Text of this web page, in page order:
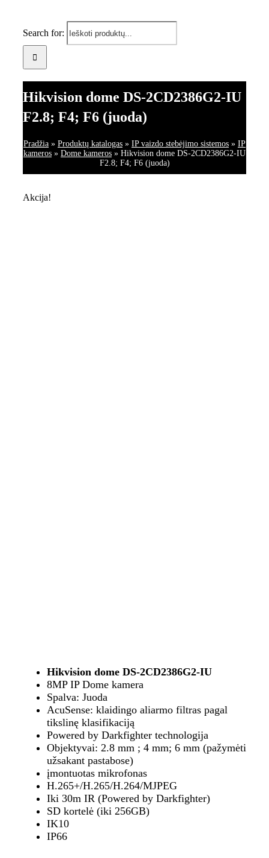
Search for:
Hikvision dome DS-2CD2386G2-IU
F2.8; F4; F6 (juoda)
Pradžia » Produktų katalogas » IP vaizdo stebėjimo sistemos » IP
kameros » Dome kameros » Hikvision dome DS-2CD2386G2-IU
F2.8; F4; F6 (juoda)
Akcija!
Hikvision dome DS-2CD2386G2-IU
8MP IP Dome kamera
Spalva: Juoda
AcuSense: klaidingo aliarmo filtras pagal
tikslinę klasifikaciją
Powered by Darkfighter technologija
Objektyvai: 2.8 mm ; 4 mm; 6 mm (pažymėti
užsakant pastabose)
įmontuotas mikrofonas
H.265+/H.265/H.264/MJPEG
Iki 30m IR (Powered by Darkfighter)
SD kortelė (iki 256GB)
IK10
IP66